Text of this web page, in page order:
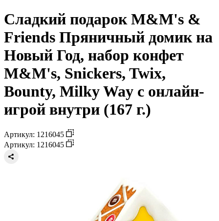
Сладкий подарок M&M's &
Friends Пряничный домик на
Новый Год, набор конфет
M&M's, Snickers, Twix,
Bounty, Milky Way с онлайн-
игрой внутри (167 г.)
Артикул: 1216045
Артикул: 1216045